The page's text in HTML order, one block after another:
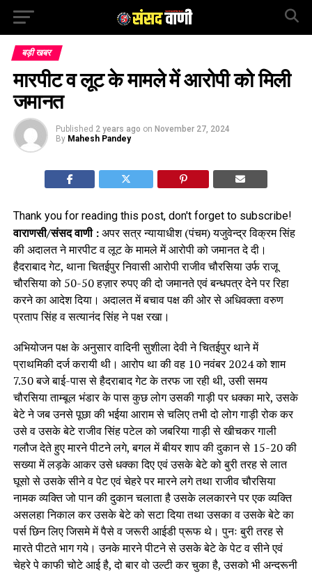
बड़ी खबर
मारपीट व लूट के मामले में आरोपी को मिली
जमानत
Published 2 years ago on November 27, 2024
By Mahesh Pandey
Thank you for reading this post, don't forget to subscribe!
वाराणसी/संसद वाणी :अपर सत्र न्यायाधीश (पंचम) यजुवेन्द्र विक्रम सिंह
की अदालत ने मारपीट व लूट के मामले में आरोपी को जमानत दे दी।
हैदराबाद गेट, थाना चितईपुर निवासी आरोपी राजीव चौरसिया उर्फ राजू
चौरसिया को 50-50 हज़ार रुपए की दो जमानते एवं बन्धपत्र देने पर रिहा
करने का आदेश दिया। अदालत में बचाव पक्ष की ओर से अधिवक्ता वरुण
प्रताप सिंह व सत्यानंद सिंह ने पक्ष रखा।
अभियोजन पक्ष के अनुसार वादिनी सुशीला देवी ने चितईपुर थाने में
प्राथमिकी दर्ज करायी थी। आरोप था की वह 10 नवंबर 2024 को शाम
7.30 बजे बाई-पास से हैदराबाद गेट के तरफ जा रही थी, उसी समय
चौरसिया ताम्बूल भंडार के पास कुछ लोग उसकी गाड़ी पर धक्का मारे, उसके
बेटे ने जब उनसे पूछा की भईया आराम से चलिए तभी दो लोग गाड़ी रोक कर
उसे व उसके बेटे राजीव सिंह पटेल को जबरिया गाड़ी से खीचकर गाली
गलौज देते हुए मारने पीटने लगे, बगल में बीयर शाप की दुकान से 15-20 की
सख्या में लड़के आकर उसे धक्का दिए एवं उसके बेटे को बुरी तरह से लात
घूसो से उसके सीने व पेट एवं चेहरे पर मारने लगे तथा राजीव चौरसिया
नामक व्यक्ति जो पान की दुकान चलाता है उसके ललकारने पर एक व्यक्ति
असलहा निकाल कर उसके बेटे को सटा दिया तथा उसका व उसके बेटे का
पर्स छिन लिए जिसमे में पैसे व जरूरी आईडी प्रूफ थे। पुनः बुरी तरह से
मारते पीटते भाग गये। उनके मारने पीटने से उसके बेटे के पेट व सीने एवं
चेहरे पे काफी चोटे आई है, दो बार वो उल्टी कर चुका है, उसको भी अन्दरूनी